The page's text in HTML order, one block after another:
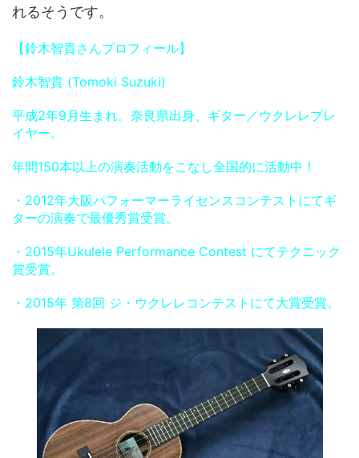
れるそうです。
【鈴木智貴さんプロフィール】
鈴木智貴 (Tomoki Suzuki)
平成2年9月生まれ。奈良県出身、ギター／ウクレレプレ
イヤー。
年間150本以上の演奏活動をこなし全国的に活動中！
・2012年大阪パフォーマーライセンスコンテストにてギ
ターの演奏で最優秀賞受賞。
・2015年Ukulele Performance Contest にてテクニック
賞受賞。
・2015年 第8回 ジ・ウクレレコンテストにて大賞受賞。